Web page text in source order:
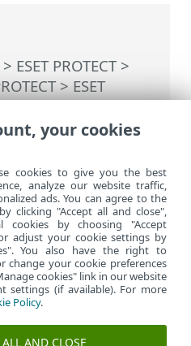
> ESET PROTECT>
>ESET
>Tâches>
la configuration
de bureau
ESET
your cookies
cookies to give you the best
analyze our website traffic,
ads. You can agree to the
clicking "Accept all and close",
cookies by choosing "Accept
adjust your cookie settings by
You also have the right to
change your cookie preferences
cookies" link in our website
settings (if available). For more
Policy.
ALL AND CLOSE